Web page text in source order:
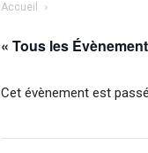
Accueil
« Tous les
Cet évènement est